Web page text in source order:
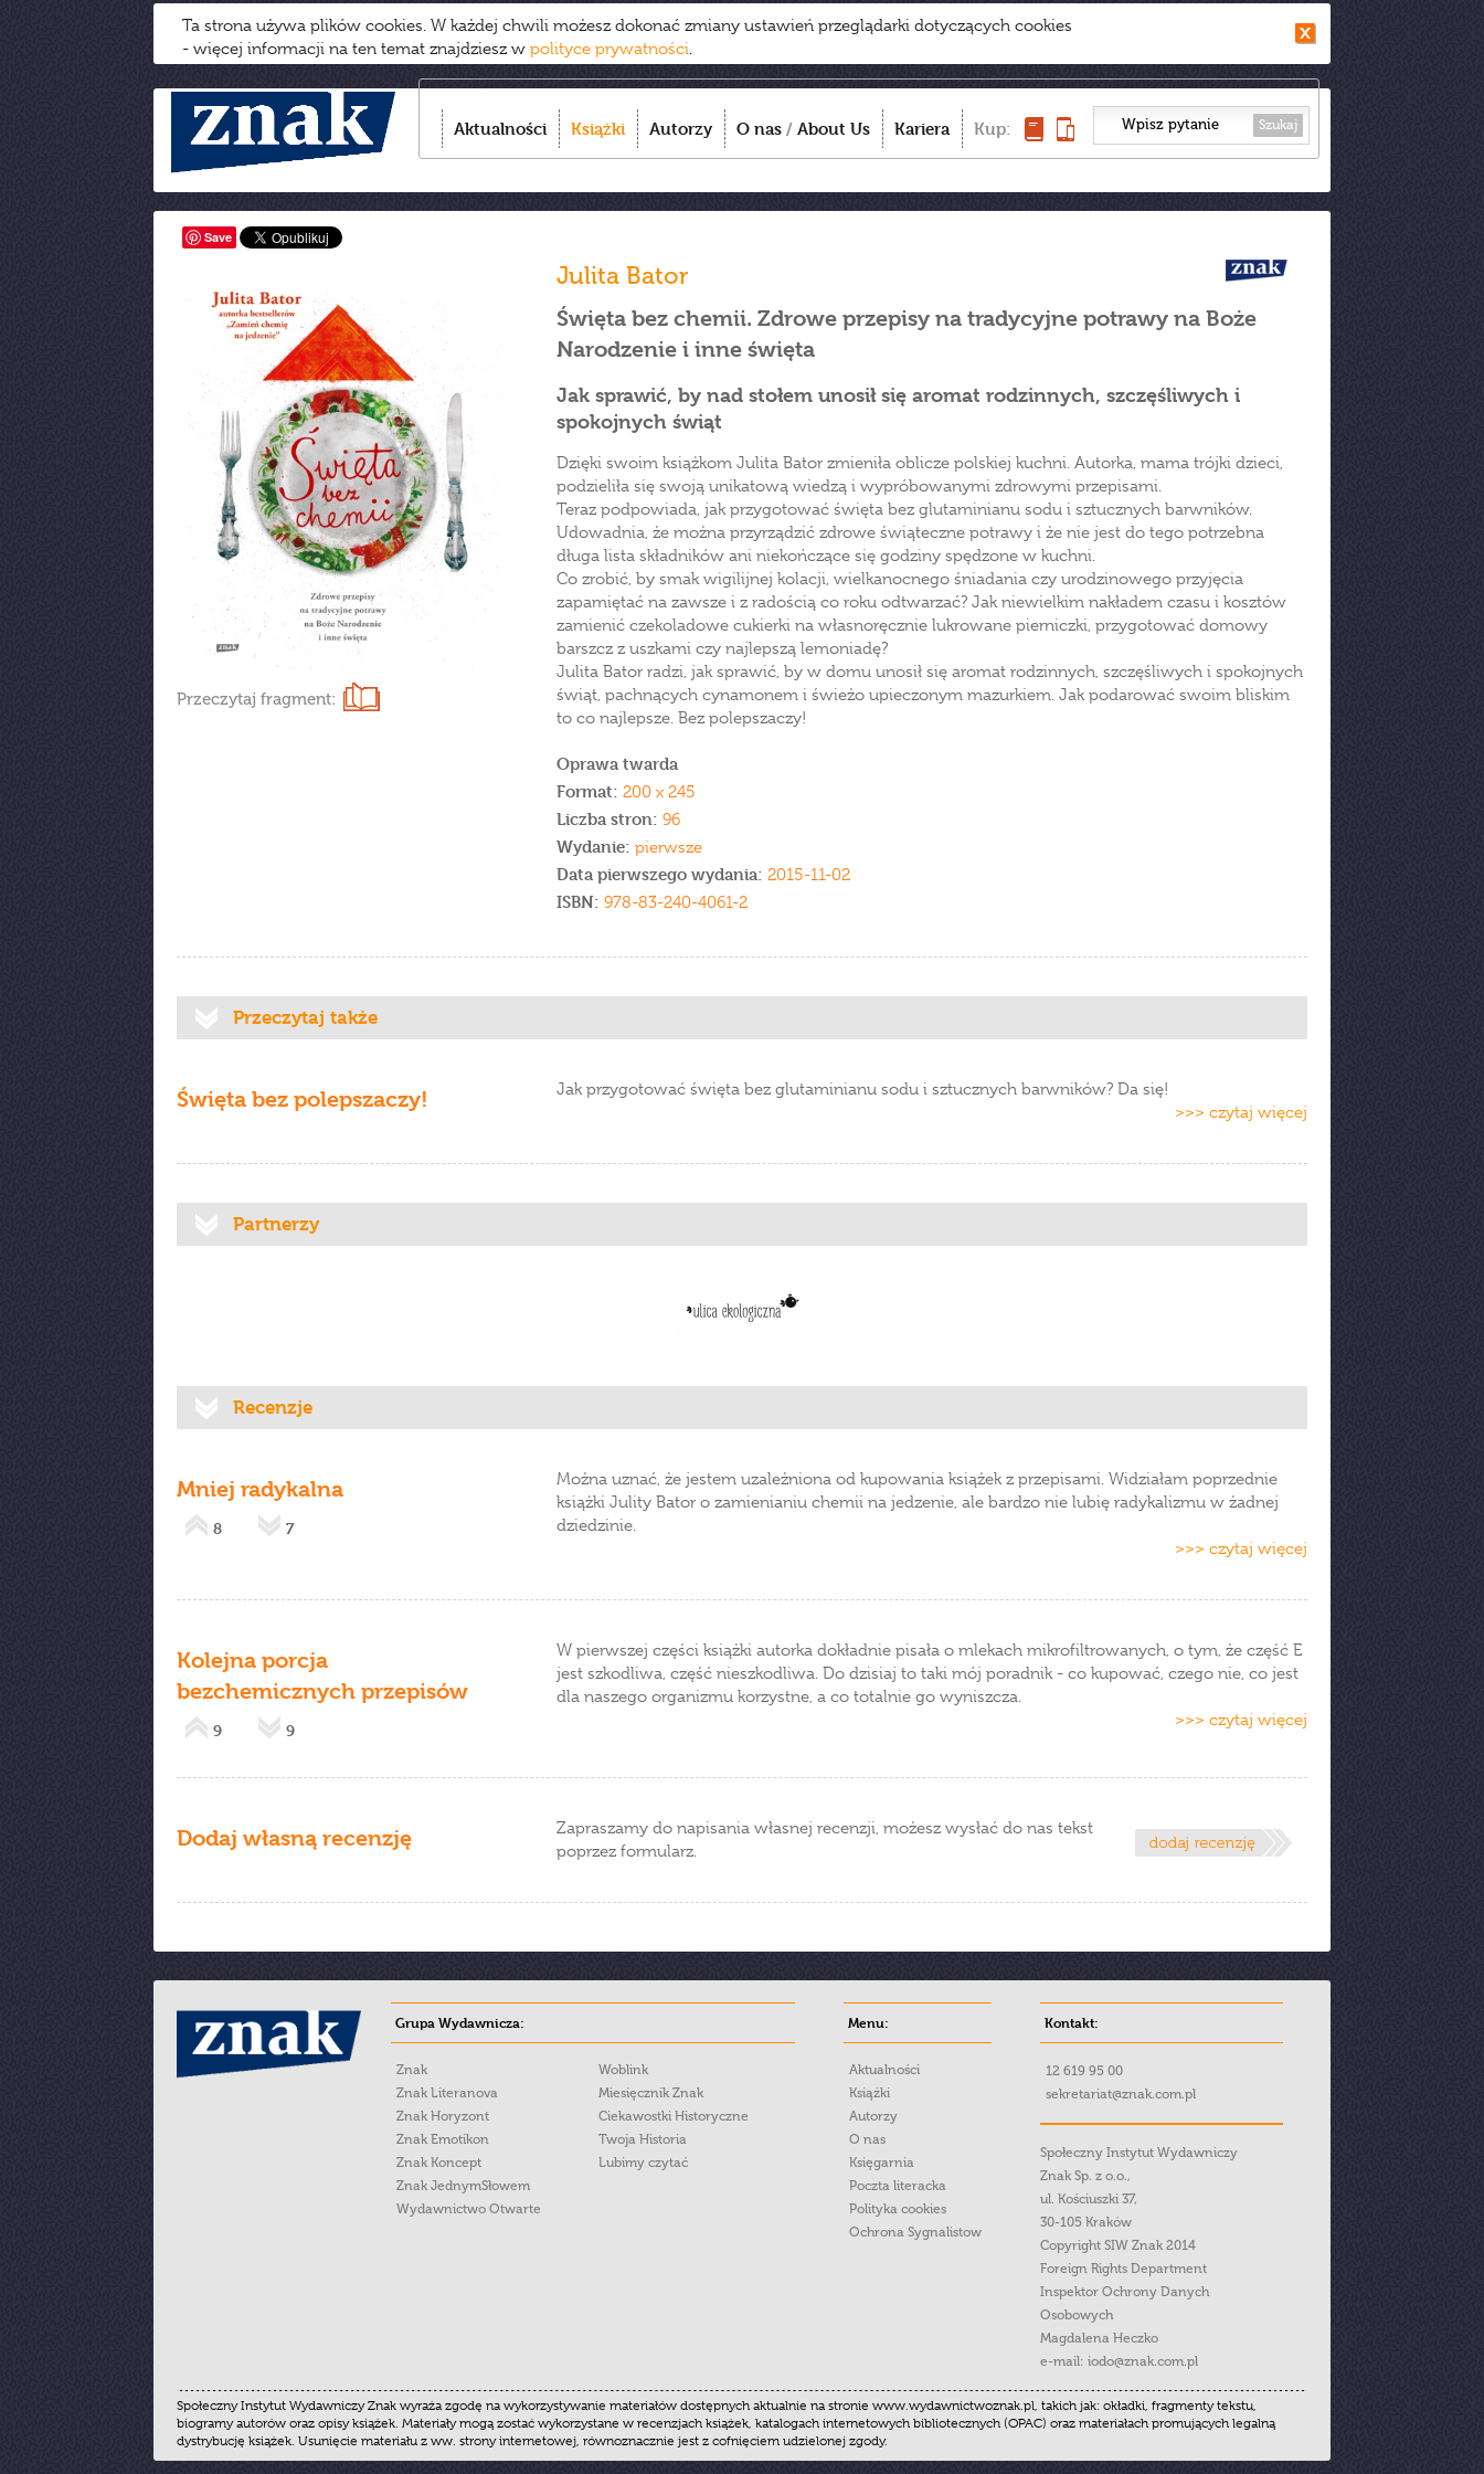
Ta strona używa plików cookies. W każdej chwili możesz dokonać zmiany ustawień przeglądarki dotyczących cookies
- więcej informacji na ten temat znajdziesz w polityce prywatności.
Aktualności Książki Autorzy O nas / About Us Kariera Kup: Szukaj
Save
Przeczytaj fragment:
Julita Bator
Święta bez chemii. Zdrowe przepisy na tradycyjne potrawy na Boże
Narodzenie i inne święta
Jak sprawić, by nad stołem unosił się aromat rodzinnych, szczęśliwych i
spokojnych świąt
Dzięki swoim książkom Julita Bator zmieniła oblicze polskiej kuchni. Autorka, mama trójki dzieci,
podzieliła się swoją unikatową wiedzą i wypróbowanymi zdrowymi przepisami.
Teraz podpowiada, jak przygotować święta bez glutaminianu sodu i sztucznych barwników.
Udowadnia, że można przyrządzić zdrowe świąteczne potrawy i że nie jest do tego potrzebna
długa lista składników ani niekończące się godziny spędzone w kuchni.
Co zrobić, by smak wigilijnej kolacji, wielkanocnego śniadania czy urodzinowego przyjęcia
zapamiętać na zawsze i z radością co roku odtwarzać? Jak niewielkim nakładem czasu i kosztów
zamienić czekoladowe cukierki na własnoręcznie lukrowane pierniczki, przygotować domowy
barszcz z uszkami czy najlepszą lemoniadę?
Julita Bator radzi, jak sprawić, by w domu unosił się aromat rodzinnych, szczęśliwych i spokojnych
świąt, pachnących cynamonem i świeżo upieczonym mazurkiem. Jak podarować swoim bliskim
to co najlepsze. Bez polepszaczy!
Oprawa twarda
Format: 200 x 245
Liczba stron: 96
Wydanie: pierwsze
Data pierwszego wydania: 2015-11-02
ISBN: 978-83-240-4061-2
Przeczytaj także
Święta bez polepszaczy!
Jak przygotować święta bez glutaminianu sodu i sztucznych barwników? Da się!
>>> czytaj więcej
Partnerzy
Recenzje
Mniej radykalna
8 7
Można uznać, że jestem uzależniona od kupowania książek z przepisami. Widziałam poprzednie
książki Julity Bator o zamienianiu chemii na jedzenie, ale bardzo nie lubię radykalizmu w żadnej
dziedzinie.
>>> czytaj więcej
Kolejna porcja
bezchemicznych przepisów
9 9
W pierwszej części książki autorka dokładnie pisała o mlekach mikrofiltrowanych, o tym, że część E
jest szkodliwa, część nieszkodliwa. Do dzisiaj to taki mój poradnik - co kupować, czego nie, co jest
dla naszego organizmu korzystne, a co totalnie go wyniszcza.
>>> czytaj więcej
Dodaj własną recenzję
Zapraszamy do napisania własnej recenzji, możesz wysłać do nas tekst
poprzez formularz.
Grupa Wydawnicza:
Znak
Znak Literanova
Znak Horyzont
Znak Emotikon
Znak Koncept
Znak JednymSłowem
Wydawnictwo Otwarte
Woblink
Miesięcznik Znak
Ciekawostki Historyczne
Twoja Historia
Lubimy czytać
Menu:
Aktualności
Książki
Autorzy
O nas
Księgarnia
Poczta literacka
Polityka cookies
Ochrona Sygnalistow
Kontakt:
12 619 95 00
sekretariat@znak.com.pl
Społeczny Instytut Wydawniczy
Znak Sp. z o.o.,
ul. Kościuszki 37,
30-105 Kraków
Copyright SIW Znak 2014
Foreign Rights Department
Inspektor Ochrony Danych
Osobowych
Magdalena Heczko
e-mail: iodo@znak.com.pl
Społeczny Instytut Wydawniczy Znak wyraża zgodę na wykorzystywanie materiałów dostępnych aktualnie na stronie www.wydawnictwoznak.pl, takich jak: okładki, fragmenty tekstu,
biogramy autorów oraz opisy książek. Materiały mogą zostać wykorzystane w recenzjach książek, katalogach internetowych bibliotecznych (OPAC) oraz materiałach promujących legalną
dystrybucję książek. Usunięcie materiału z ww. strony internetowej, równoznacznie jest z cofnięciem udzielonej zgody.